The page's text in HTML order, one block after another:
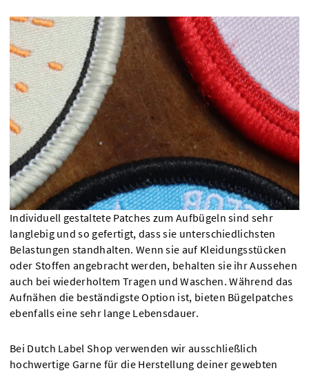
Individuell gestaltete Patches zum Aufbügeln sind sehr
langlebig und so gefertigt, dass sie unterschiedlichsten
Belastungen standhalten. Wenn sie auf Kleidungsstücken
oder Stoffen angebracht werden, behalten sie ihr Aussehen
auch bei wiederholtem Tragen und Waschen. Während das
Aufnähen die beständigste Option ist, bieten Bügelpatches
ebenfalls eine sehr lange Lebensdauer.
Bei Dutch Label Shop verwenden wir ausschließlich
hochwertige Garne für die Herstellung deiner gewebten